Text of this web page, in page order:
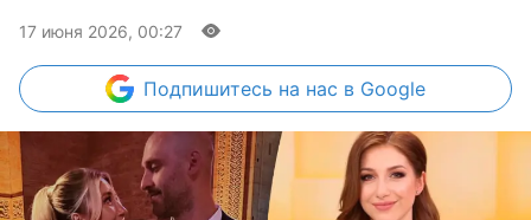
17 июня 2026, 00:27
Подпишитесь на нас в Google